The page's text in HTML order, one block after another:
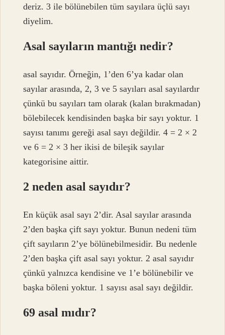
deriz. 3 ile bölünebilen tüm sayılara üçlü sayı
diyelim.
Asal sayıların mantığı nedir?
asal sayıdır. Örneğin, 1’den 6’ya kadar olan
sayılar arasında, 2, 3 ve 5 sayıları asal sayılardır
çünkü bu sayıları tam olarak (kalan bırakmadan)
bölebilecek kendisinden başka bir sayı yoktur. 1
sayısı tanımı gereği asal sayı değildir. 4 = 2 × 2
ve 6 = 2 × 3 her ikisi de bileşik sayılar
kategorisine aittir.
2 neden asal sayıdır?
En küçük asal sayı 2’dir. Asal sayılar arasında
2’den başka çift sayı yoktur. Bunun nedeni tüm
çift sayıların 2’ye bölünebilmesidir. Bu nedenle
2’den başka çift asal sayı yoktur. 2 asal sayıdır
çünkü yalnızca kendisine ve 1’e bölünebilir ve
başka böleni yoktur. 1 sayısı asal sayı değildir.
69 asal mıdır?